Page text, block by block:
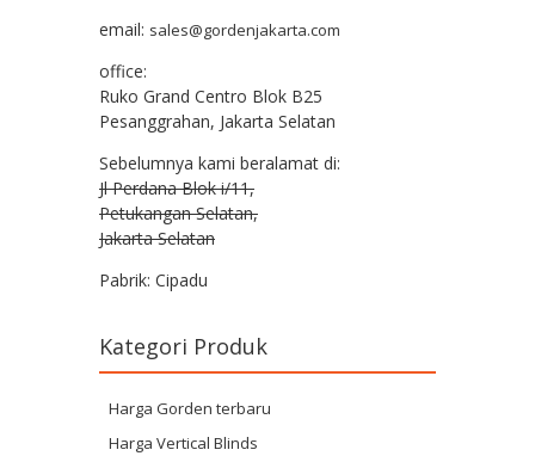
email: sales@gordenjakarta.com
office:
Ruko Grand Centro Blok B25
Pesanggrahan, Jakarta Selatan
Sebelumnya kami beralamat di:
Jl Perdana Blok i/11,
Petukangan Selatan,
Jakarta Selatan
Pabrik: Cipadu
Kategori Produk
Harga Gorden terbaru
Harga Vertical Blinds